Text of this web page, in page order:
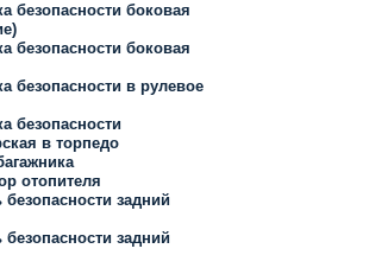
безопасности боковая
безопасности боковая
безопасности в рулевое
безопасности
в торпедо
отопителя
безопасности задний
безопасности задний